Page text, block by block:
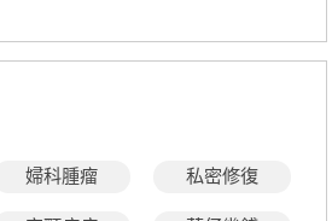
婦科腫瘤 私密修復